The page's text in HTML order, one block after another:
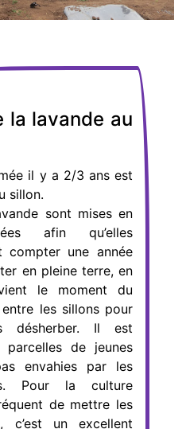
la lavande au
il y a 2/3 ans est
sillon.
sont mises en
afin qu’elles
compter une année
en pleine terre, en
le moment du
les sillons pour
Il est
de jeunes
envahies par les
Pour la culture
de mettre les
c’est un excellent